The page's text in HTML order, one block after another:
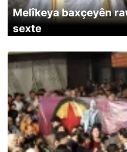
Melîkeya baxçeyên
sexte